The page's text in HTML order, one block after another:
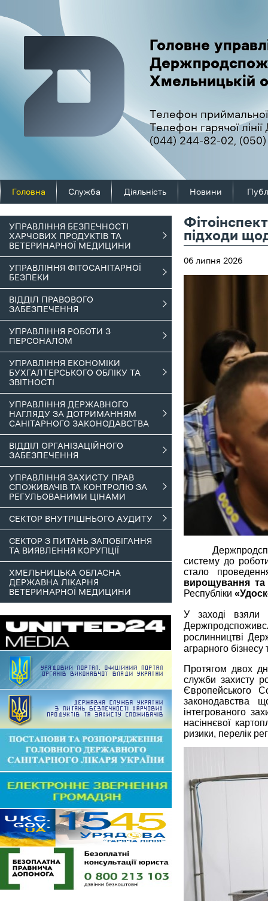
Головне
Хмельницькій
Телефон
Телефон гарячої
(044) 244-82-02,
Головна Служба Діяльність Новини
УПРАВЛІННЯ БЕЗПЕЧНОСТІ
ХАРЧОВИХ ПРОДУКТІВ ТА
ВЕТЕРИНАРНОЇ МЕДИЦИНИ
УПРАВЛІННЯ ФІТОСАНІТАРНОЇ
БЕЗПЕКИ
ВІДДІЛ ПРАВОВОГО
ЗАБЕЗПЕЧЕННЯ
УПРАВЛІННЯ РОБОТИ З
ПЕРСОНАЛОМ
УПРАВЛІННЯ ЕКОНОМІКИ
БУХГАЛТЕРСЬКОГО ОБЛІКУ ТА
ЗВІТНОСТІ
УПРАВЛІННЯ ДЕРЖАВНОГО
НАГЛЯДУ ЗА ДОТРИМАННЯМ
САНІТАРНОГО ЗАКОНОДАВСТВА
ВІДДІЛ ОРГАНІЗАЦІЙНОГО
ЗАБЕЗПЕЧЕННЯ
УПРАВЛІННЯ ЗАХИСТУ ПРАВ
СПОЖИВАЧІВ ТА КОНТРОЛЮ ЗА
РЕГУЛЬОВАНИМИ ЦІНАМИ
СЕКТОР ВНУТРІШНЬОГО АУДИТУ
СЕКТОР З ПИТАНЬ ЗАПОБІГАННЯ
ТА ВИЯВЛЕННЯ КОРУПЦІЇ
ХМЕЛЬНИЦЬКА ОБЛАСНА
ДЕРЖАВНА ЛІКАРНЯ
ВЕТЕРИНАРНОЇ МЕДИЦИНИ
підходи
06 липня 2026
систему до
стало
вирощування та
Республіки
У заході взяли
рослинництві
аграрного бізнесу
Протягом двох
служби захисту
Європейського
законодавства
інтегрованого
насіннєвої
ризики, перелік